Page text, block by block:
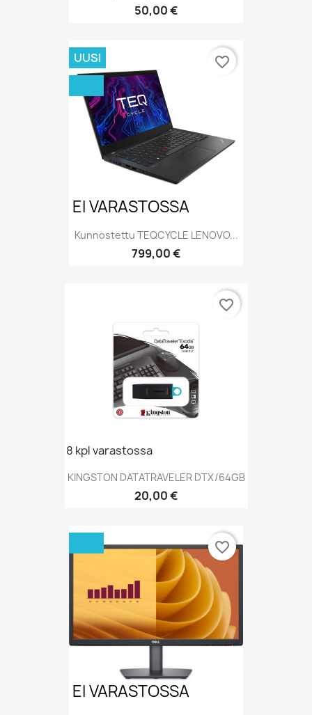
Hinta
50,00 €
EI VARASTOSSA
Kunnostettu TEQCYCLE LENOVO...
Hinta
799,00 €
UUSI favorite_border
8 kpl varastossa
KINGSTON DATATRAVELER DTX/64GB
Hinta
20,00 €
favorite_border
EI VARASTOSSA
favorite_border